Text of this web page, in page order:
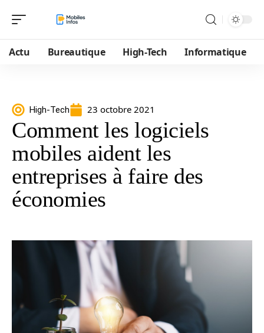
Actu Bureautique High-Tech Informatique
High-Tech 23 octobre 2021
Comment les logiciels
mobiles aident les
entreprises à faire des
économies